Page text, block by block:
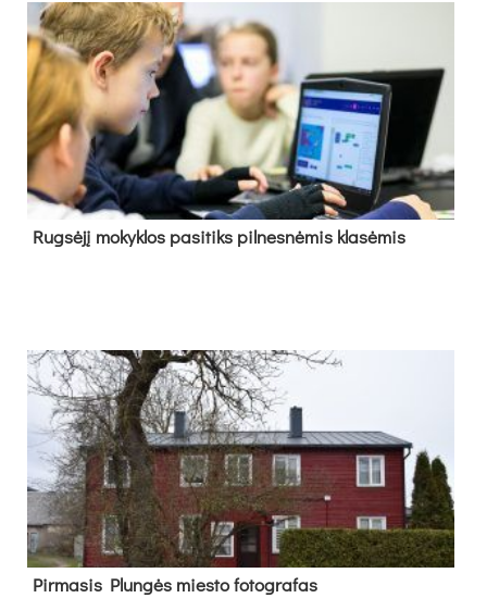
Rug­sė­jį mo­kyk­los pa­si­tiks pil­nes­nė­mis kla­sė­mis
Pir­ma­sis Plun­gės mies­to fo­tog­ra­fas